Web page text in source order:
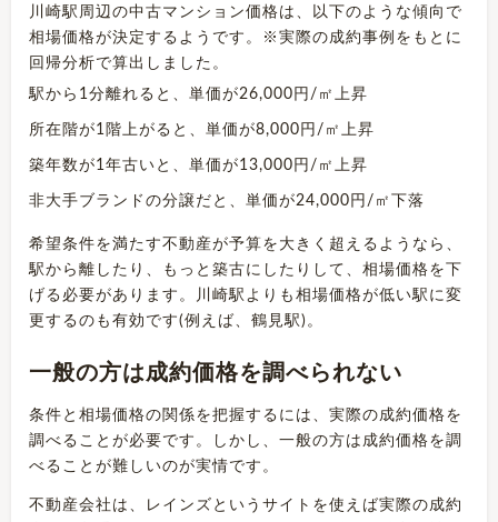
川崎駅周辺の中古マンション価格は、以下のような傾向で
相場価格が決定するようです。※実際の成約事例をもとに
回帰分析で算出しました。
駅から1分離れると、単価が26,000円/㎡上昇
所在階が1階上がると、単価が8,000円/㎡上昇
築年数が1年古いと、単価が13,000円/㎡上昇
非大手ブランドの分譲だと、単価が24,000円/㎡下落
希望条件を満たす不動産が予算を大きく超えるようなら、
駅から離したり、もっと築古にしたりして、相場価格を下
げる必要があります。川崎駅よりも相場価格が低い駅に変
更するのも有効です(例えば、鶴見駅)。
一般の方は成約価格を調べられない
条件と相場価格の関係を把握するには、実際の成約価格を
調べることが必要です。しかし、一般の方は成約価格を調
べることが難しいのが実情です。
不動産会社は、レインズというサイトを使えば実際の成約